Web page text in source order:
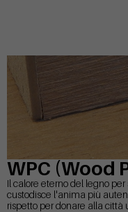
WPC (Wood
Il calore eterno del legno
custodisce l'anima più
rispetto per donare alla